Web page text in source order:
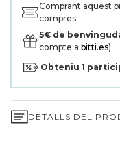
Comprant aquest
compres
5€ de
compte a bitti.es)
Obteniu 1
DETALLS DEL